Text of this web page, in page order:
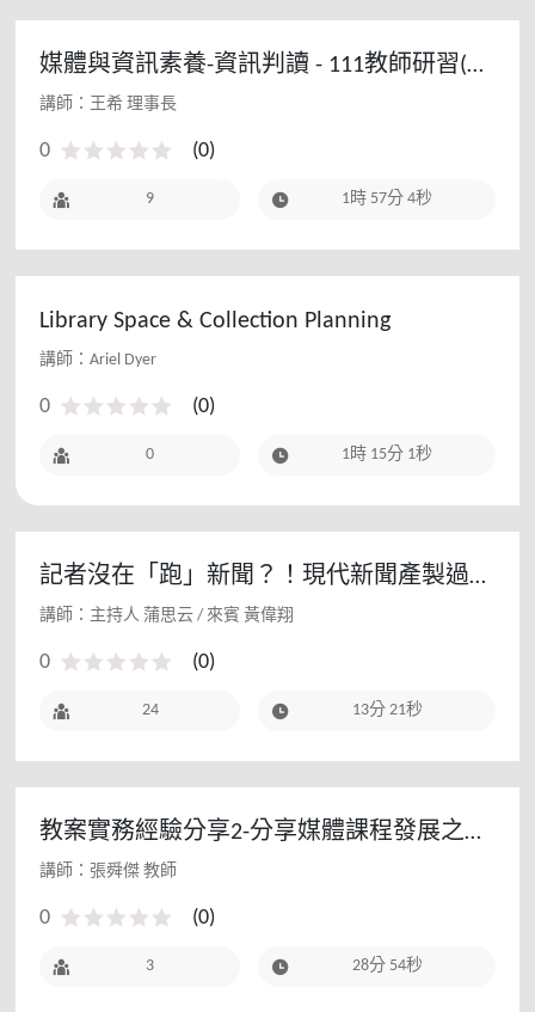
媒體與資訊素養-資訊判讀 - 111教師研習(寒
假場)
講師：王希 理事長
0 (0)
9 1時 57分 4秒
Library Space & Collection Planning
講師：Ariel Dyer
0 (0)
0 1時 15分 1秒
記者沒在「跑」新聞？！現代新聞產製過程
大公開
講師：主持人 蒲思云 / 來賓 黃偉翔
0 (0)
24 13分 21秒
教案實務經驗分享2-分享媒體課程發展之旅
程 - 111教師研習(寒假場)
講師：張舜傑 教師
0 (0)
3 28分 54秒